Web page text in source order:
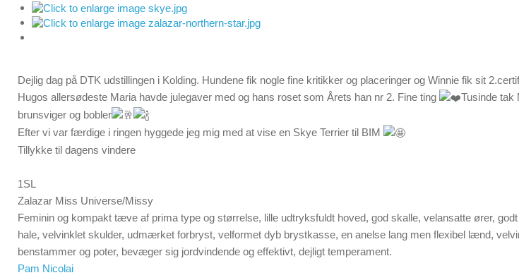
Dejlig dag på DTK udstillingen i Kolding. Hundene fik nogle fine kritikker og placeringer og Winnie fik sit
Hugos allersødeste Maria havde julegaver med og hans roset som Årets han nr 2. Fine ting
Tusinde tak
brunsviger og bobler
Efter vi var færdige i ringen hyggede jeg mig med at vise en Skye Terrier til BIM
Tillykke til dagens vindere
1SL
Zalazar Miss Universe/Missy
Feminin og kompakt tæve af prima type og størrelse, lille udtryksfuldt hoved, god skalle, velansatte ører,
hale, velvinklet skulder, udmærket forbryst, velformet dyb brystkasse, en anelse lang men flexibel lænd,
benstammer og poter, bevæger sig jordvindende og effektivt, dejligt temperament.
Pam Nicolai